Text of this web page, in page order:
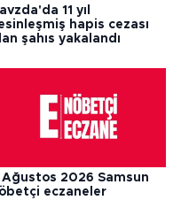
11 yıl
hapis cezası
şahıs yakalandı
Ağustos 2026 Samsun
eczaneler